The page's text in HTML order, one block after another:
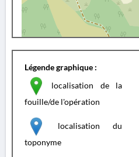
Légende graphique :
localisation de la
fouille/de l'opération
localisation du
toponyme